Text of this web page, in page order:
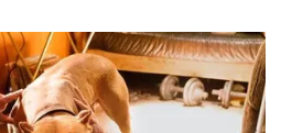
toques suaves, evitando
a toalha.
exclusiva para o rosto,
seca.